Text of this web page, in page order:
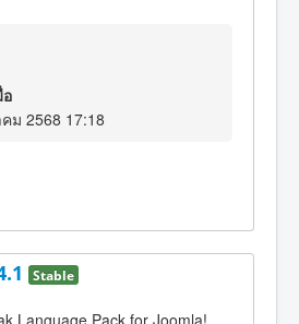
ม 2568 17:18
Stable
Language Pack for Joomla!